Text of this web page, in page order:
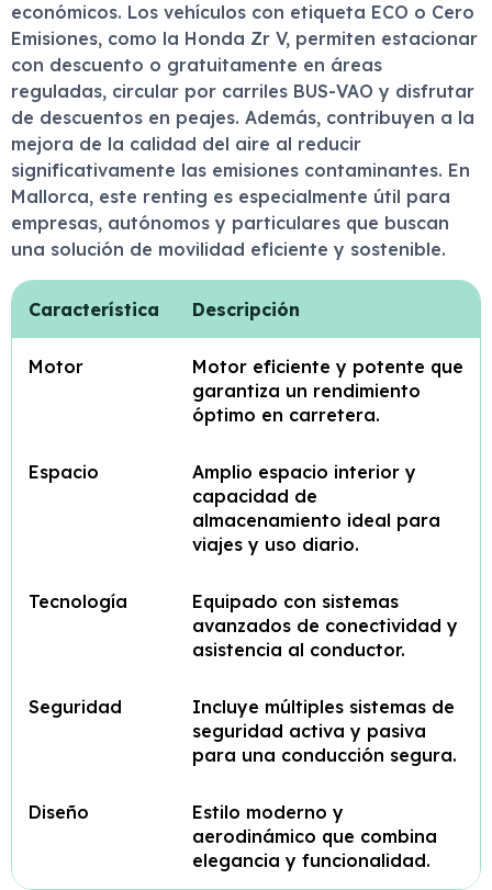
económicos. Los vehículos con etiqueta ECO o Cero
Emisiones, como la Honda Zr V, permiten estacionar
con descuento o gratuitamente en áreas
reguladas, circular por carriles BUS-VAO y disfrutar
de descuentos en peajes. Además, contribuyen a la
mejora de la calidad del aire al reducir
significativamente las emisiones contaminantes. En
Mallorca, este renting es especialmente útil para
empresas, autónomos y particulares que buscan
una solución de movilidad eficiente y sostenible.
Característica Descripción
Motor
Motor eficiente y potente que
garantiza un rendimiento
óptimo en carretera.
Espacio
Amplio espacio interior y
capacidad de
almacenamiento ideal para
viajes y uso diario.
Tecnología
Equipado con sistemas
avanzados de conectividad y
asistencia al conductor.
Seguridad
Incluye múltiples sistemas de
seguridad activa y pasiva
para una conducción segura.
Diseño
Estilo moderno y
aerodinámico que combina
elegancia y funcionalidad.